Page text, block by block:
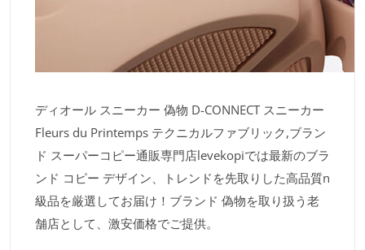
ディオール スニーカー 偽物 D-CONNECT スニーカー
Fleurs du Printemps テクニカルファブリック,ブラン
ド スーパーコピー通販専門店levekopiでは最新のブラ
ンド コピー デザイン、トレンドを先取りした高品質n
級品を厳選してお届け！ブランド 偽物を取り扱う老
舗店として、激安価格でご提供。